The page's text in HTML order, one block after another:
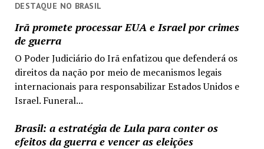
DESTAQUE NO BRASIL
Irã promete processar EUA e Israel por crimes
de guerra
O Poder Judiciário do Irã enfatizou que defenderá os
direitos da nação por meio de mecanismos legais
internacionais para responsabilizar Estados Unidos e
Israel. Funeral...
Brasil: a estratégia de Lula para conter os
efeitos da guerra e vencer as eleições